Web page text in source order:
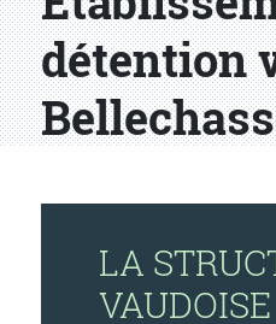
détention
LA
VAUDOISE